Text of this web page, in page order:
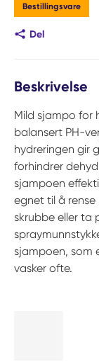
Bestillingsvare
Del
Beskrivelse
Mild sjampo for
balansert PH-
hydreringen gir
forhindrer
sjampoen
egnet til å rense
skrubbe eller ta
sjampoen, som
vasker ofte.